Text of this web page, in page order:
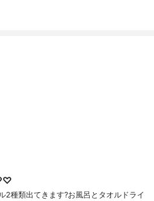
2種類出てきます?お風呂とタオルドライ